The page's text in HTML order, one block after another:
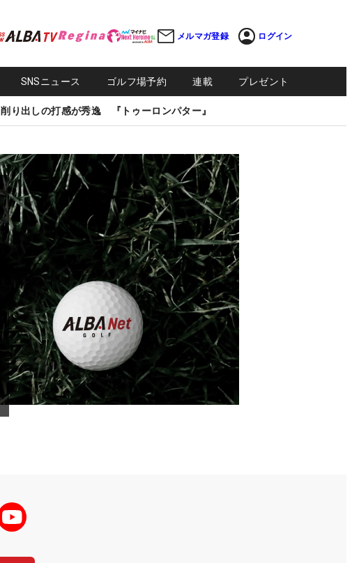
メルマガ登録 ログイン
SNSニュース ゴルフ場予約 連載 プレゼント
削り出しの打感が秀逸 『トゥーロンパター』